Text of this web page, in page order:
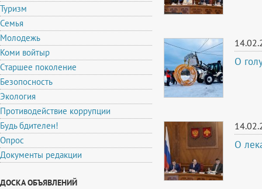
Туризм
Семья
Молодежь
Коми войтыр
Старшее поколение
Безопосность
Экология
Противодействие коррупции
Будь бдителен!
Опрос
Документы редакции
ДОСКА ОБЪЯВЛЕНИЙ
О
О